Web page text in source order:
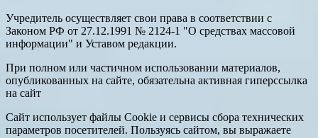
Учредитель осуществляет свои права в соответствии с
Законом РФ от 27.12.1991 № 2124-1 "О средствах массовой
информации" и Уставом редакции.
При полном или частичном использовании материалов,
опубликованных на сайте, обязательна активная гиперссылка
на сайт
Сайт использует файлы Cookie и сервисы сбора технических
параметров посетителей. Пользуясь сайтом, вы выражаете